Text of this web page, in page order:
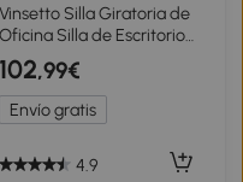
Vinsetto Silla Giratoria de
Oficina Silla de Escritorio
Basculante Altura Ajustable
Reposabrazos Elevable
62,5x60x94-104 cm Rosa
102,99€
Envío gratis
4.9